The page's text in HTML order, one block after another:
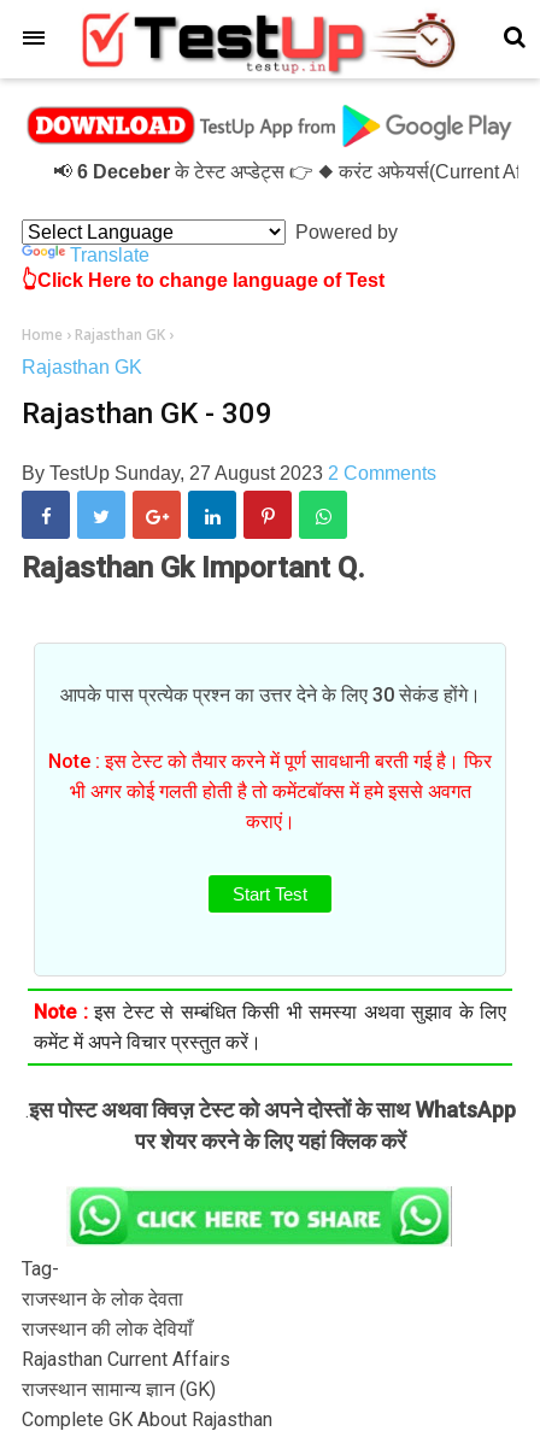
6 Deceberके टेस्ट अप्डेट्स 👉 ◆ करंट अफेयर्स(Current
Powered by
Translate
👆Click Here to change language of Test
Home › Rajasthan GK ›
Rajasthan GK
Rajasthan GK - 309
By TestUp Sunday, 27 August 2023 2 Comments
Rajasthan Gk Important Q.
आपके पास प्रत्येक प्रश्न का उत्तर देने के लिए 30 सेकंड होंगे।
Note : इस टेस्ट को तैयार करने में पूर्ण सावधानी बरती गई है। फिर
भी अगर कोई गलती होती है तो कमेंटबॉक्स में हमे इससे अवगत
कराएं।
Start Test
Note :इस टेस्ट से सम्बंधित किसी भी समस्या अथवा सुझाव के लिए
कमेंट में अपने विचार प्रस्तुत करें।
.इस पोस्ट अथवा क्विज़ टेस्ट को अपने दोस्तों के साथ WhatsApp
पर शेयर करने के लिए यहां क्लिक करें
Tag-
राजस्थान के लोक देवता
राजस्थान की लोक देवियाँ
Rajasthan Current Affairs
राजस्थान सामान्य ज्ञान (GK)
Complete GK About Rajasthan